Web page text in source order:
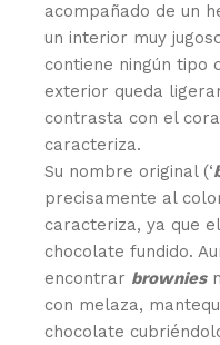
acompañado de un
un interior muy
contiene ningún tipo
exterior queda
contrasta con el
caracteriza.
Su nombre original (‘
precisamente al
caracteriza, ya que
chocolate fundido.
encontrar brownies
con melaza,
chocolate